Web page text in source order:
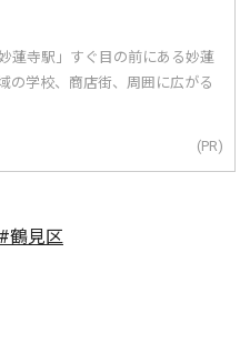
蓮寺駅」すぐ目の前にある妙蓮
の学校、商店街、周囲に広がる
(PR)
#鶴見区